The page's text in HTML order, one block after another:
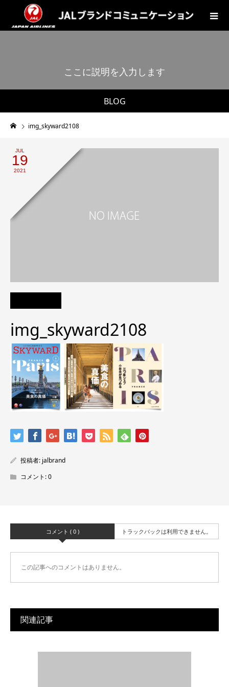
BLOG
ここに説明を入力し ます。
img_skyward2108
JUL
19
2021
img_skyward2108
投稿者: jalbrand
コメント:0
コメント ( 0 ) トラックバックは利用できません。
この記事へのコメントはありません。
関連記事